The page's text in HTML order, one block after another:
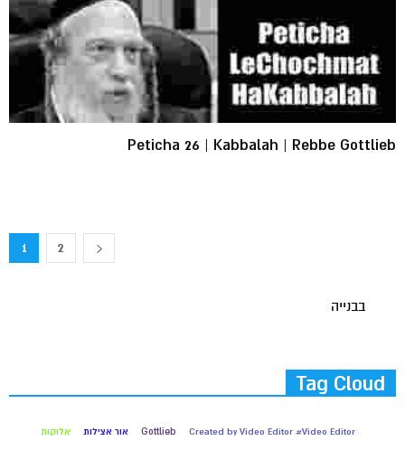
Peticha 26 | Kabbalah | Rebbe Gottlieb
1 2
בבנייה
Tag Cloud
Created by Video Editor #Video Editor
Gottlieb אור אצילות אלוקות